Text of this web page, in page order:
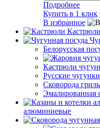
Подробнее
Купить в 1 клик
В избранное
Кастрюли
Белорусская
Кастрюли
Русские чугунки
Сковорода гриль
Эмалированная
алюминиевые